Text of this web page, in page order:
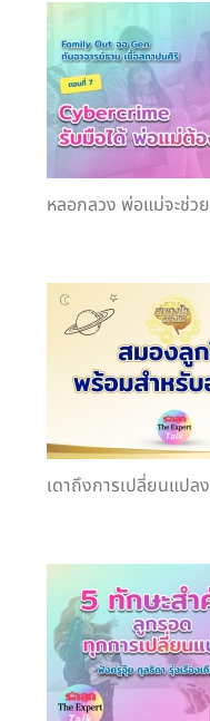
หลอกลวง พ่อแม่จะช่ว
เดาถึงการเปลี่ยนแปล